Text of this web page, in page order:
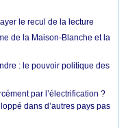
le recul de la lecture
de la Maison-Blanche et la
: le pouvoir politique des
par l’électrification ?
dans d’autres pays pas